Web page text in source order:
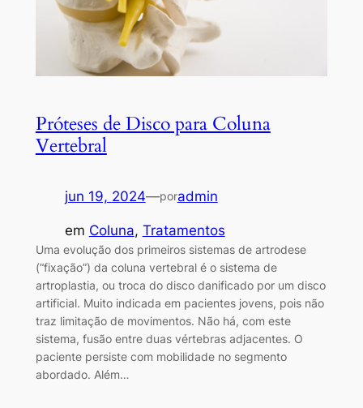
Próteses de Disco para Coluna
Vertebral
jun 19, 2024—poradmin
em Coluna, Tratamentos
Uma evolução dos primeiros sistemas de artrodese
(“fixação”) da coluna vertebral é o sistema de
artroplastia, ou troca do disco danificado por um disco
artificial. Muito indicada em pacientes jovens, pois não
traz limitação de movimentos. Não há, com este
sistema, fusão entre duas vértebras adjacentes. O
paciente persiste com mobilidade no segmento
abordado. Além…